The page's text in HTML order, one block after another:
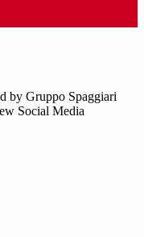
by Gruppo Spaggiari
Social Media